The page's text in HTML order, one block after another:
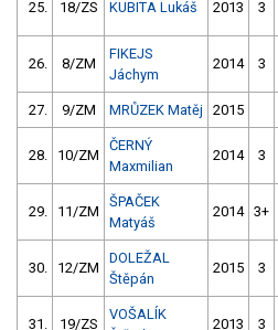
25. 18/ZS KUBITA Lukáš 2013 3
26. 8/ZM
FIKEJS
Jáchym
2014 3
27. 9/ZM MRŮZEK Matěj 2015
28. 10/ZM
ČERNÝ
Maxmilian
2014 3
29. 11/ZM
ŠPAČEK
Matyáš
2014 3+
30. 12/ZM
DOLEŽAL
Štěpán
2015 3
31. 19/ZS
VOŠALÍK
2013 3